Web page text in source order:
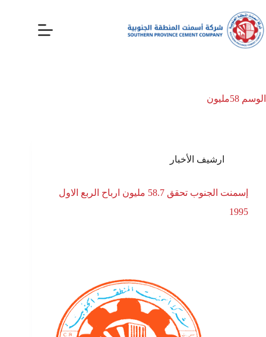
الوسم
ارشيف الأخبار
إسمنت الجنوب تحقق 58.7 مليون ارباح الربع الاول
1995